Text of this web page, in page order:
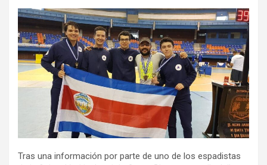
Tras una información por parte de uno de los espadistas